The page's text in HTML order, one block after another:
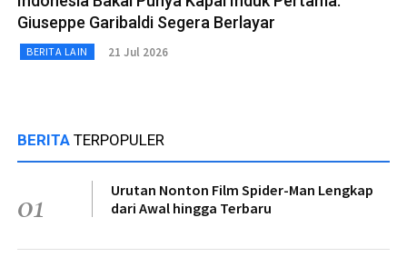
Giuseppe Garibaldi Segera Berlayar
BERITA LAIN 21 Jul 2026
BERITA TERPOPULER
01
Urutan Nonton Film Spider-Man Lengkap
dari Awal hingga Terbaru